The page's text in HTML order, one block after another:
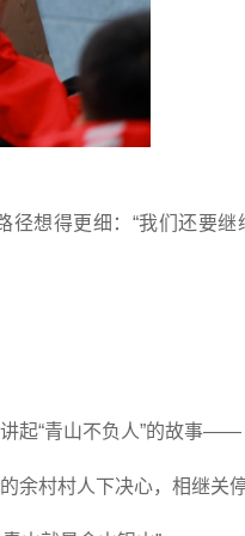
想得更细：“我们还要继
讲起“青山不负人”的故事——
余村村人下决心，相继关